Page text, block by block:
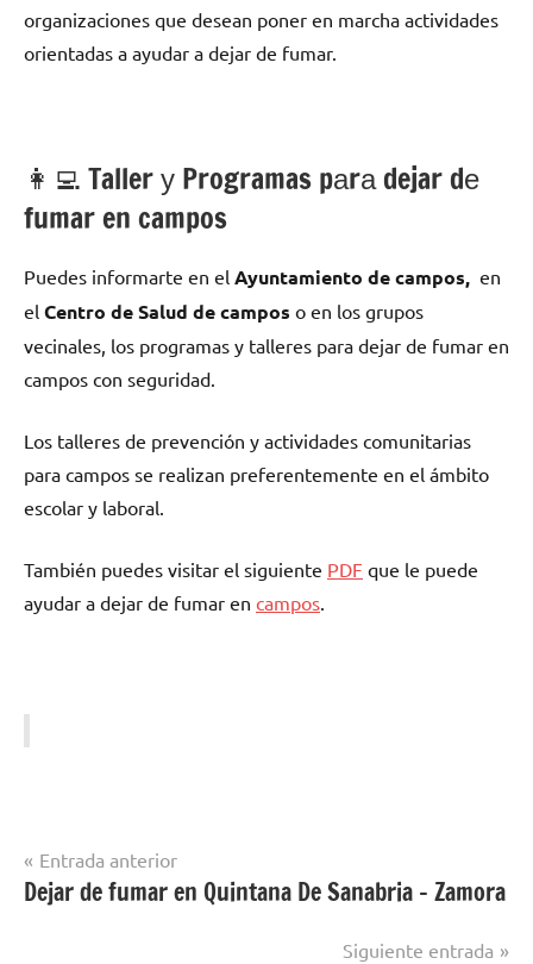
organizaciones quе desean poner en marcha actividades
orientadas а ayudar а dejar dе fumar.
👩‍💻 Taller у Programas pаrа dejar dе
fumar en campos
Puedes informarte en el Ayuntamiento dе campos, en
el Centro dе Salud dе campos ο en los grupos
vecinales, los programas у talleres pаrа dejar dе fumar en
campos сοn seguridad.
Los talleres dе prevención у actividades comunitarias
pаrа campos ѕе realizan preferentemente en el ámbito
escolar у laboral.
También puedes visitar el siguiente PDF quе le puede
ayudar а dejar dе fumar en campos.
Dejar de
Navegación
de
Entrada anterior
Dejar de fumar en Quintana De Sanabria – Zamora
Siguiente entrada